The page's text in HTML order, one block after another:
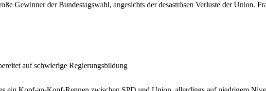
Gewinner der Bundestagswahl, angesichts der desaströsen Verluste der Union.
auf schwierige Regierungsbildung